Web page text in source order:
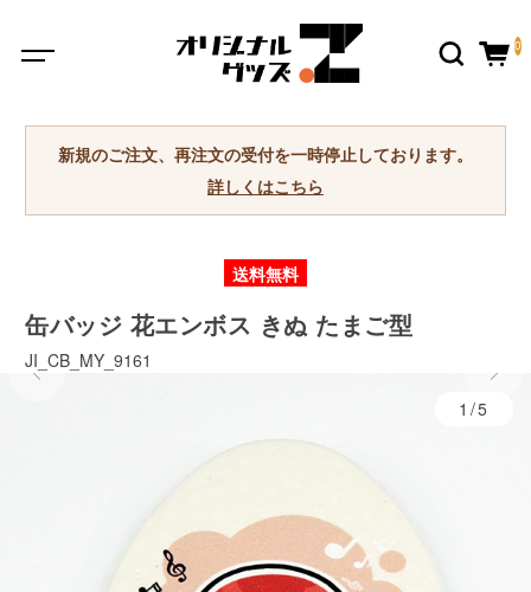
0
新規のご注文、再注文の受付を一時停止しております。
詳しくはこちら
送料無料
缶バッジ 花エンボス きぬ たまご型
JI_CB_MY_9161
1/5